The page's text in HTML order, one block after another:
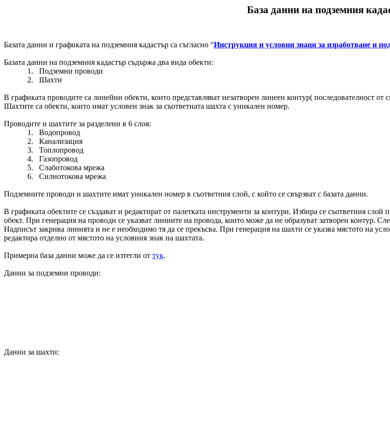
База данни на подземния
Базата данни и графиката на подземния кадастър са съгласно “Инструкция и условни знаци за изработване и
Базата данни на подземния кадастър съдържа два вида обекти:
1.
Подземни проводи
2.
Шахти
В графиката проводите са линейни обекти, които представляват незатворен линеен контур( последователност
Шахтите са обекти, които имат условен знак за съответната шахта с уникален номер.
Проводите и шахтите за разделени в 6 слоя:
1.
Водопровод
2.
Канализация
3.
Топлопровод
4.
Газопровод
5.
Слаботокова мрежа
6.
Силнотокова мрежа
Подземните проводи и шахтите имат уникален номер в съответния слой, с който се свързват с базата данни.
В графиката обектите се създават и редактират от палетката инструменти за контури. Избира се съответния
обект. При генерация на проводи се указват линиите на провода, които може да не образуват затворен контур.
Надписът закрива линията и не е необходимо тя да се прекъсва. При генерация на шахти се указва мястото на
редактира отделно от мястото на условния знак на шахтата.
Примерна база данни може да се изтегли от тук.
Данни за подземни проводи:
Данни за шахти: